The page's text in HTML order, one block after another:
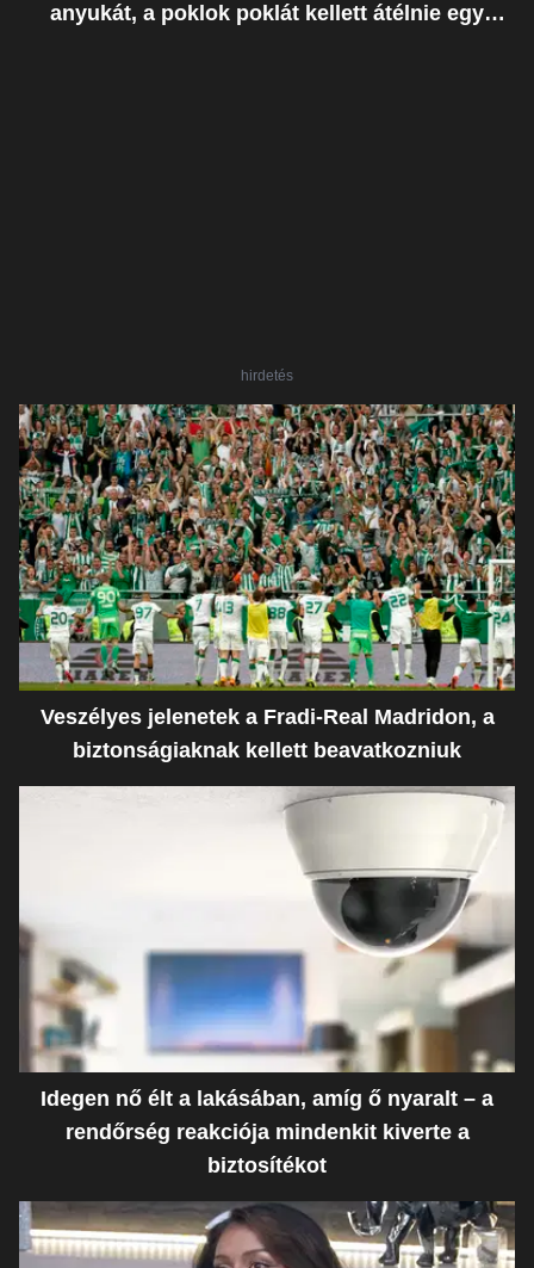
anyukát, a poklok poklát kellett átélnie egy
hirdetés
Veszélyes jelenetek a Fradi-Real Madridon, a
biztonságiaknak kellett beavatkozniuk
Idegen nő élt a lakásában, amíg ő nyaralt – a
rendőrség reakciója mindenkit kiverte a
biztosítékot